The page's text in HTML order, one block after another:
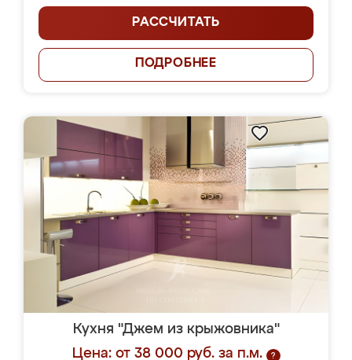
РАССЧИТАТЬ
ПОДРОБНЕЕ
Кухня "Джем из крыжовника"
Цена: от 38 000 руб. за п.м.
?